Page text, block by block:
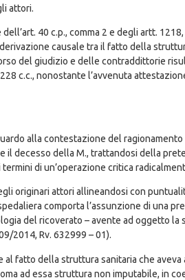
attori.
40 c.p., comma 2 e degli artt.
causale tra il fatto della
del giudizio e delle contraddittorie
c.c., nonostante l’avvenuta
alla contestazione del
decesso della M., trattandosi della
di un’operazione critica
originari attori allineandosi con
comporta l’assunzione di una
del ricoverato – avente ad oggetto la
2014, Rv. 632999 – 01).
fatto della struttura sanitaria che
ad essa struttura non imputabile, in